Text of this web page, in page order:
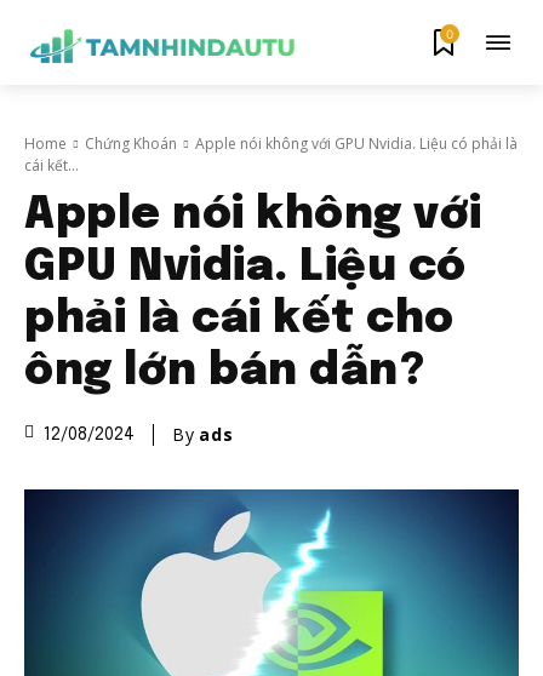
0
Home Chứng Khoán
Apple nói không với GPU Nvidia. Liệu có phải là
cái kết...
Apple nói không với
GPU Nvidia. Liệu có
phải là cái kết cho
ông lớn bán dẫn?
12/08/2024 By ads